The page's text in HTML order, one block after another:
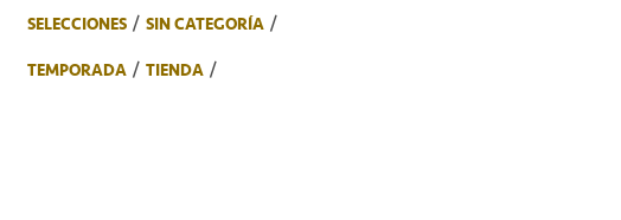
SELECCIONES
SIN CATEGORÍA
TEMPORADA
TIENDA